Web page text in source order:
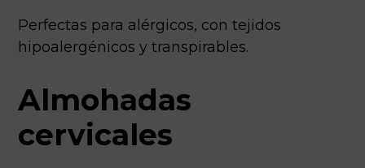
Perfectas para alérgicos, con tejidos
hipoalergénicos y transpirables.
Almohadas
cervicales